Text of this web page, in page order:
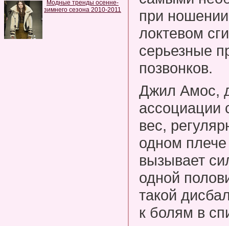
Модные тренды осенне-
зимнего сезона 2010-2011
при
локтевом
серьезные
позвонков.
Джил Амос,
вес,
одном
вызывает
одной
такой
к болям в